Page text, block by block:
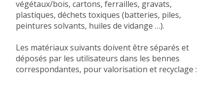
végétaux/bois, cartons, ferrailles, gravats,
plastiques, déchets toxiques (batteries, piles,
peintures solvants, huiles de vidange …).
Les matériaux suivants doivent être séparés et
déposés par les utilisateurs dans les bennes
correspondantes, pour valorisation et recyclage :